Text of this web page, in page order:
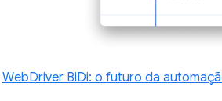
WebDriver BiDi: o futuro da